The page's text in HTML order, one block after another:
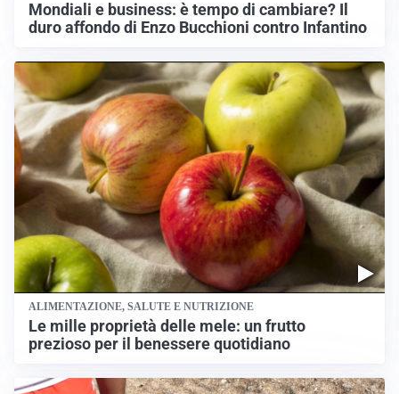
Mondiali e business: è tempo di cambiare? Il
duro affondo di Enzo Bucchioni contro Infantino
ALIMENTAZIONE, SALUTE E NUTRIZIONE
Le mille proprietà delle mele: un frutto
prezioso per il benessere quotidiano